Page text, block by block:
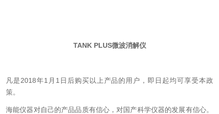
TANK PLUS微波消解仪
凡是2018年1月1日后购买以上产品的用户，即日起均可享受本政
策。
海能仪器对自己的产品品质有信心，对国产科学仪器的发展有信心。